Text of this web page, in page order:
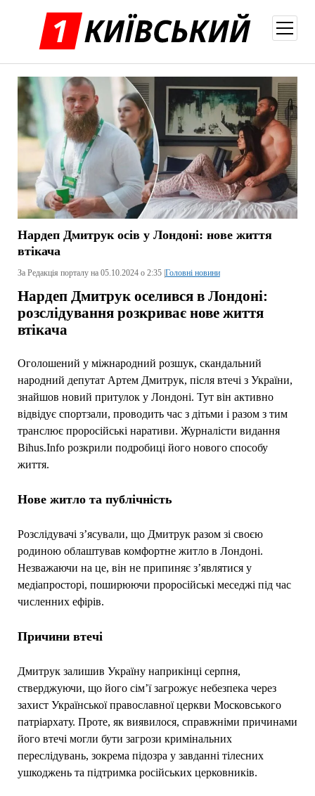
меню
Нардеп Дмитрук осів у Лондоні: нове життя
втікача
За Редакція порталу на 05.10.2024 о 2:35 |Головні новини
Нардеп Дмитрук оселився в Лондоні:
розслідування розкриває нове життя
втікача
Оголошений у міжнародний розшук, скандальний
народний депутат Артем Дмитрук, після втечі з України,
знайшов новий притулок у Лондоні. Тут він активно
відвідує спортзали, проводить час з дітьми і разом з тим
транслює проросійські наративи. Журналісти видання
Bihus.Info розкрили подробиці його нового способу
життя.
Нове житло та публічність
Розслідувачі з’ясували, що Дмитрук разом зі своєю
родиною облаштував комфортне житло в Лондоні.
Незважаючи на це, він не припиняє з’являтися у
медіапросторі, поширюючи проросійські меседжі під час
численних ефірів.
Причини втечі
Дмитрук залишив Україну наприкінці серпня,
стверджуючи, що його сім’ї загрожує небезпека через
захист Української православної церкви Московського
патріархату. Проте, як виявилося, справжніми причинами
його втечі могли бути загрози кримінальних
переслідувань, зокрема підозра у завданні тілесних
ушкоджень та підтримка російських церковників.